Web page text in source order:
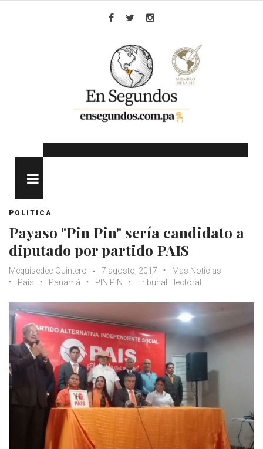
POLITICA
Payaso "Pin Pin" sería candidato a
diputado por partido PAIS
Mequisedec Quintero 7 agosto, 2017
Mas Noticias
País
Panamá PIN PIN Tribunal Electoral